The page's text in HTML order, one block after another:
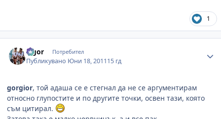
1
algor Потребител
Публикувано Юни 18, 201115 гд
gorgior, той адаша се е стегнал да не се аргументирам
относно глупостите и по другите точки, освен тази, която
съм цитирал.